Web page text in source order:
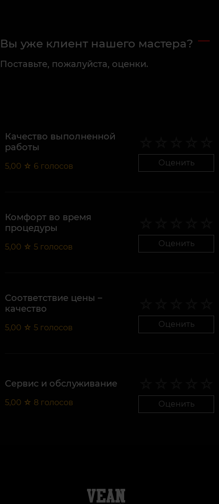
Вы уже клиент нашего мастера?
Поставьте, пожалуйста, оценки.
Качество выполненной
работы
5,00 ☆ 6 голосов Оценить
Комфорт во время
процедуры
5,00 ☆ 5 голосов Оценить
Соответствие цены –
качество
5,00 ☆ 5 голосов Оценить
Сервис и обслуживание
5,00 ☆ 8 голосов Оценить